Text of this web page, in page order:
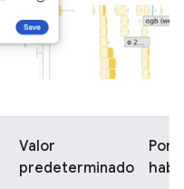
Valor
predeterminado
Por